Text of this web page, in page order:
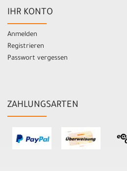
IHR KONTO
Anmelden
Registrieren
Passwort vergessen
ZAHLUNGSARTEN